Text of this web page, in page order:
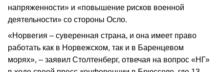
напряженности» и «повышение рисков военной
деятельности» со стороны Осло.
«Норвегия – суверенная страна, и она имеет право
работать как в Норвежском, так и в Баренцевом
морях», – заявил Столтенберг, отвечая на вопрос «НГ»